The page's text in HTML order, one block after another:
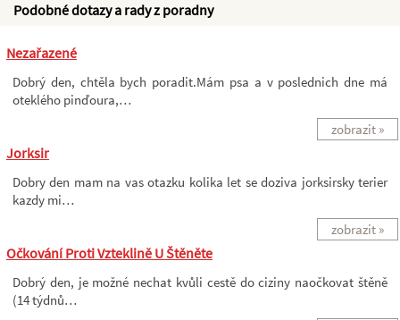
Podobné dotazy a rady z poradny
Nezařazené
Dobrý den, chtěla bych poradit.Mám psa a v poslednich dne má
oteklého pinďoura,…
zobrazit »
Jorksir
Dobry den mam na vas otazku kolika let se doziva jorksirsky terier
kazdy mi…
zobrazit »
Očkování Proti Vzteklině U Štěněte
Dobrý den, je možné nechat kvůli cestě do ciziny naočkovat štěně
(14 týdnů…